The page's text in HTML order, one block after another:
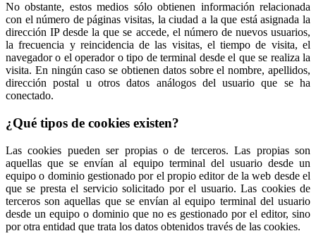
No obstante, estos medios sólo obtienen información relacionada
con el número de páginas visitas, la ciudad a la que está asignada la
dirección IP desde la que se accede, el número de nuevos usuarios,
la frecuencia y reincidencia de las visitas, el tiempo de visita, el
navegador o el operador o tipo de terminal desde el que se realiza la
visita. En ningún caso se obtienen datos sobre el nombre, apellidos,
dirección postal u otros datos análogos del usuario que se ha
conectado.
¿Qué tipos de cookies existen?
Las cookies pueden ser propias o de terceros. Las propias son
aquellas que se envían al equipo terminal del usuario desde un
equipo o dominio gestionado por el propio editor de la web desde el
que se presta el servicio solicitado por el usuario. Las cookies de
terceros son aquellas que se envían al equipo terminal del usuario
desde un equipo o dominio que no es gestionado por el editor, sino
por otra entidad que trata los datos obtenidos través de las cookies.